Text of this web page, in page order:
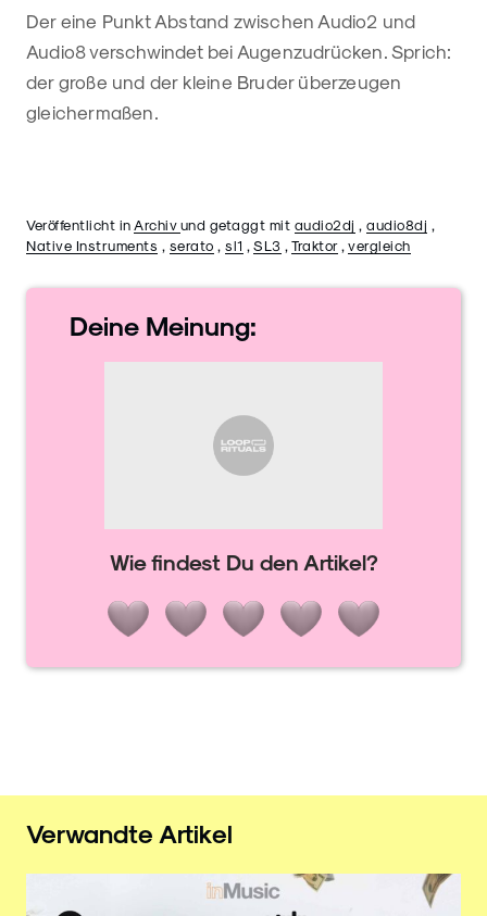
Der eine Punkt Abstand zwischen Audio2 und
Audio8 verschwindet bei Augenzudrücken. Sprich:
der große und der kleine Bruder überzeugen
gleichermaßen.
Veröffentlicht in Archiv und getaggt mit audio2dj audio8dj
Native Instruments
serato sl1 SL3 Traktor, vergleich
Deine Meinung:
Wie findest Du den Artikel?
Verwandte Artikel